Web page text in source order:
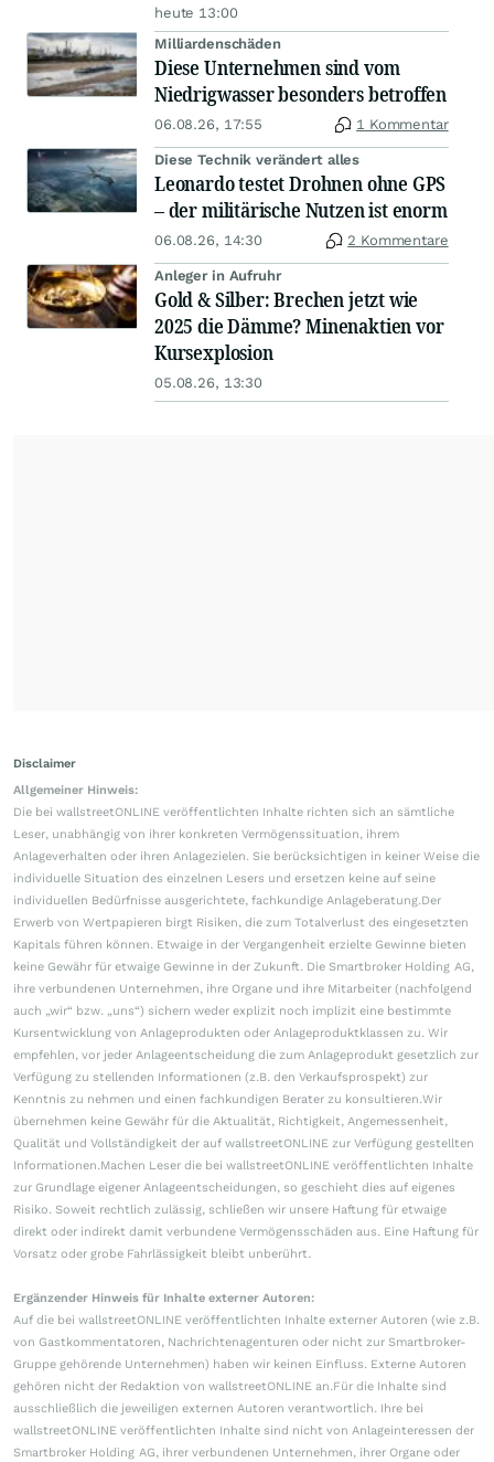
heute 13:00
Milliardenschäden
Diese Unternehmen sind vom
Niedrigwasser besonders betroffen
06.08.26, 17:55 1 Kommentar
Diese Technik verändert alles
Leonardo testet Drohnen ohne GPS
– der militärische Nutzen ist enorm
06.08.26, 14:30 2 Kommentare
Anleger in Aufruhr
Gold & Silber: Brechen jetzt wie
2025 die Dämme? Minenaktien vor
Kursexplosion
05.08.26, 13:30
Disclaimer
Allgemeiner Hinweis:
Die bei wallstreetONLINE veröffentlichten Inhalte richten sich an sämtliche
Leser, unabhängig von ihrer konkreten Vermögenssituation, ihrem
Anlageverhalten oder ihren Anlagezielen. Sie berücksichtigen in keiner Weise die
individuelle Situation des einzelnen Lesers und ersetzen keine auf seine
individuellen Bedürfnisse ausgerichtete, fachkundige Anlageberatung.Der
Erwerb von Wertpapieren birgt Risiken, die zum Totalverlust des eingesetzten
Kapitals führen können. Etwaige in der Vergangenheit erzielte Gewinne bieten
keine Gewähr für etwaige Gewinne in der Zukunft. Die Smartbroker Holding AG,
ihre verbundenen Unternehmen, ihre Organe und ihre Mitarbeiter (nachfolgend
auch „wir“ bzw. „uns“) sichern weder explizit noch implizit eine bestimmte
Kursentwicklung von Anlageprodukten oder Anlageproduktklassen zu. Wir
empfehlen, vor jeder Anlageentscheidung die zum Anlageprodukt gesetzlich zur
Verfügung zu stellenden Informationen (z.B. den Verkaufsprospekt) zur
Kenntnis zu nehmen und einen fachkundigen Berater zu konsultieren.Wir
übernehmen keine Gewähr für die Aktualität, Richtigkeit, Angemessenheit,
Qualität und Vollständigkeit der auf wallstreetONLINE zur Verfügung gestellten
Informationen.Machen Leser die bei wallstreetONLINE veröffentlichten Inhalte
zur Grundlage eigener Anlageentscheidungen, so geschieht dies auf eigenes
Risiko. Soweit rechtlich zulässig, schließen wir unsere Haftung für etwaige
direkt oder indirekt damit verbundene Vermögensschäden aus. Eine Haftung für
Vorsatz oder grobe Fahrlässigkeit bleibt unberührt.
Ergänzender Hinweis für Inhalte externer Autoren:
Auf die bei wallstreetONLINE veröffentlichten Inhalte externer Autoren (wie z.B.
von Gastkommentatoren, Nachrichtenagenturen oder nicht zur Smartbroker-
Gruppe gehörende Unternehmen) haben wir keinen Einfluss. Externe Autoren
gehören nicht der Redaktion von wallstreetONLINE an.Für die Inhalte sind
ausschließlich die jeweiligen externen Autoren verantwortlich. Ihre bei
wallstreetONLINE veröffentlichten Inhalte sind nicht von Anlageinteressen der
Smartbroker Holding AG, ihrer verbundenen Unternehmen, ihrer Organe oder